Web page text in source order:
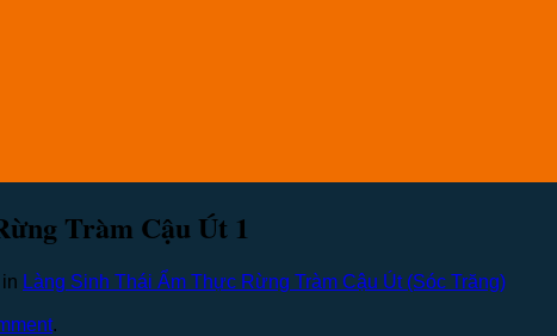
Tràm Cậu Út 1
in Làng Sinh Thái Ẩm Thực Rừng Tràm Cậu Út (Sóc Trăng)
.